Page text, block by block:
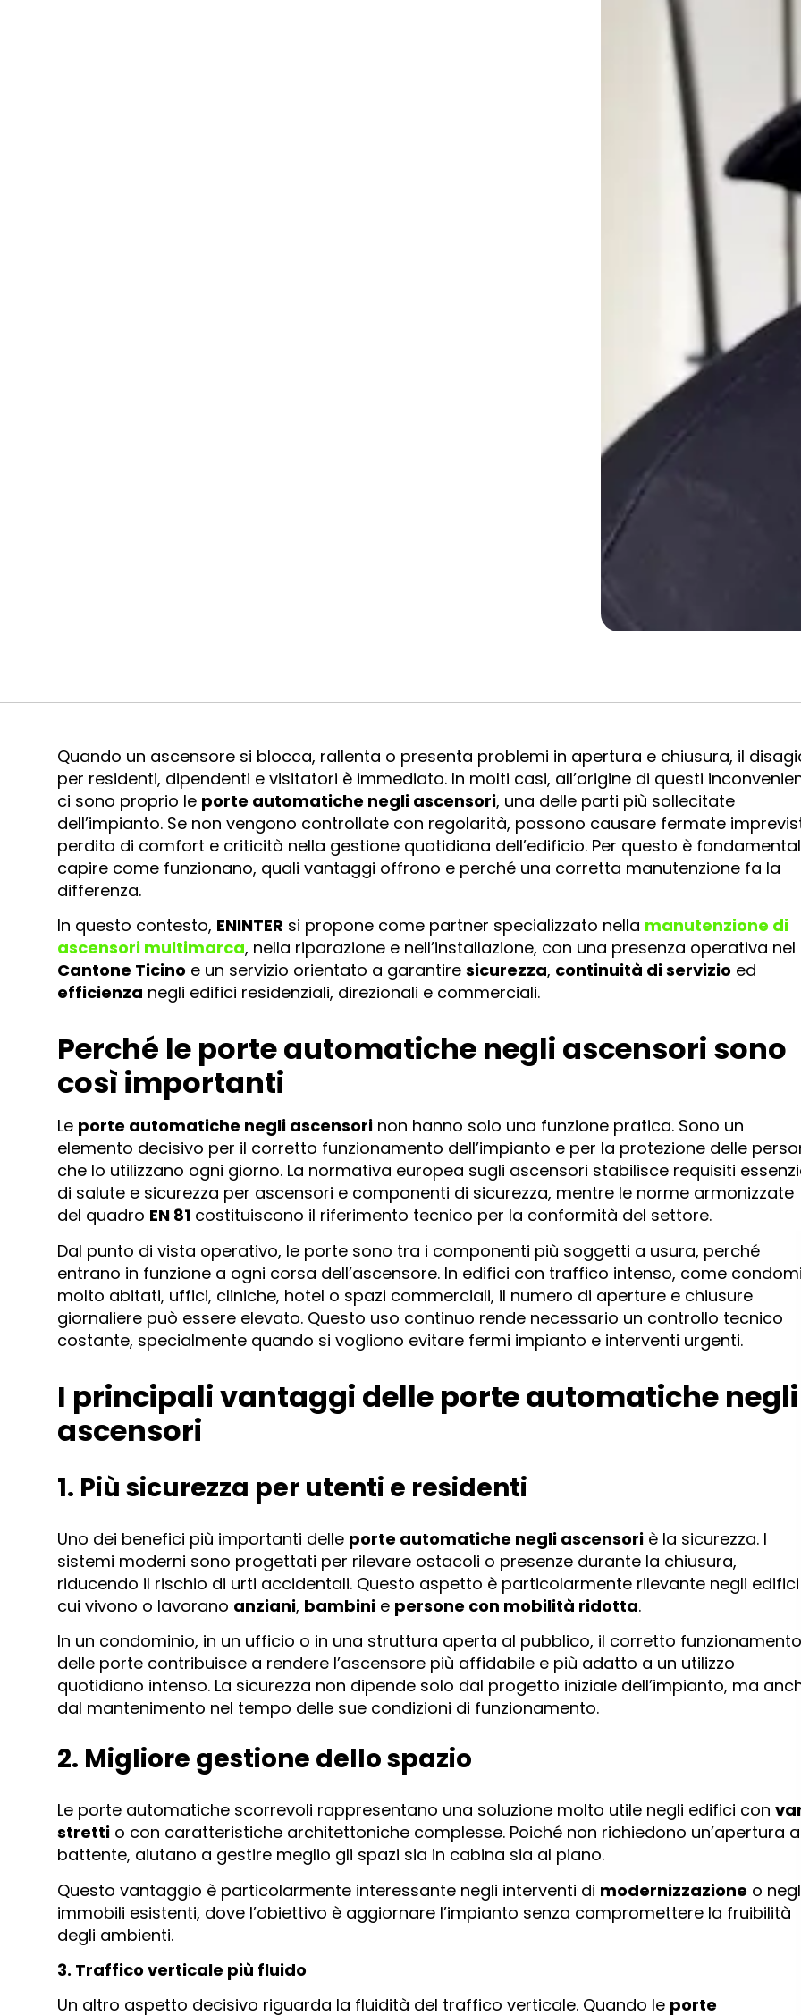
Quando un ascensore si blocca, rallenta o presenta problemi in apertura e chiusura, il
per residenti, dipendenti e visitatori è immediato. In molti casi, all’origine di questi
ci sono proprio le porte automatiche negli ascensori, una delle parti più sollecitate
dell’impianto. Se non vengono controllate con regolarità, possono causare fermate
perdita di comfort e criticità nella gestione quotidiana dell’edificio. Per questo è
capire come funzionano, quali vantaggi offrono e perché una corretta manutenzione fa la
differenza.
In questo contesto, ENINTER si propone come partner specializzato nella manutenzione di
ascensori multimarca, nella riparazione e nell’installazione, con una presenza operativa nel
Cantone Ticino e un servizio orientato a garantire sicurezza, continuità di servizio ed
efficienza negli edifici residenziali, direzionali e commerciali.
Perché le porte automatiche negli ascensori sono
così importanti
Le porte automatiche negli ascensori non hanno solo una funzione pratica. Sono un
elemento decisivo per il corretto funzionamento dell’impianto e per la protezione delle
che lo utilizzano ogni giorno. La normativa europea sugli ascensori stabilisce requisiti
di salute e sicurezza per ascensori e componenti di sicurezza, mentre le norme armonizzate
del quadro EN 81 costituiscono il riferimento tecnico per la conformità del settore.
Dal punto di vista operativo, le porte sono tra i componenti più soggetti a usura, perché
entrano in funzione a ogni corsa dell’ascensore. In edifici con traffico intenso, come
molto abitati, uffici, cliniche, hotel o spazi commerciali, il numero di aperture e chiusure
giornaliere può essere elevato. Questo uso continuo rende necessario un controllo tecnico
costante, specialmente quando si vogliono evitare fermi impianto e interventi urgenti.
I principali vantaggi delle porte automatiche negli
ascensori
1. Più sicurezza per utenti e residenti
Uno dei benefici più importanti delle porte automatiche negli ascensori è la sicurezza. I
sistemi moderni sono progettati per rilevare ostacoli o presenze durante la chiusura,
riducendo il rischio di urti accidentali. Questo aspetto è particolarmente rilevante negli
cui vivono o lavorano anziani, bambini e persone con mobilità ridotta.
In un condominio, in un ufficio o in una struttura aperta al pubblico, il corretto funzionamento
delle porte contribuisce a rendere l’ascensore più affidabile e più adatto a un utilizzo
quotidiano intenso. La sicurezza non dipende solo dal progetto iniziale dell’impianto, ma
dal mantenimento nel tempo delle sue condizioni di funzionamento.
2. Migliore gestione dello spazio
Le porte automatiche scorrevoli rappresentano una soluzione molto utile negli edifici con
stretti o con caratteristiche architettoniche complesse. Poiché non richiedono un’apertura a
battente, aiutano a gestire meglio gli spazi sia in cabina sia al piano.
Questo vantaggio è particolarmente interessante negli interventi di modernizzazione o
immobili esistenti, dove l’obiettivo è aggiornare l’impianto senza compromettere la fruibilità
degli ambienti.
3. Traffico verticale più fluido
Un altro aspetto decisivo riguarda la fluidità del traffico verticale. Quando le porte